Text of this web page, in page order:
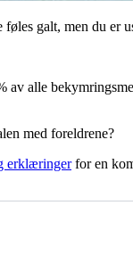
galt, men du er
av alle
med foreldrene?
erklæringerfor en